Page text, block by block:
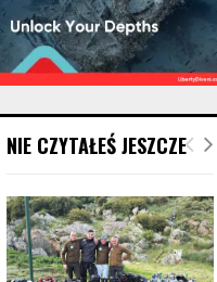
NIE CZYTAŁEŚ JESZCZE